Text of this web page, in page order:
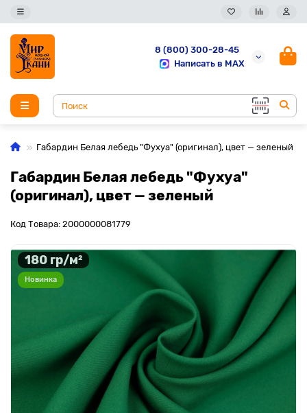
8 (800) 300-28-45
Написать в MAX
Габардин Белая лебедь "Фухуа" (оригинал), цвет — зеленый
Габардин Белая лебедь "Фухуа"
(оригинал), цвет — зеленый
Код Товара: 2000000081779
180 гр/м²
Новинка